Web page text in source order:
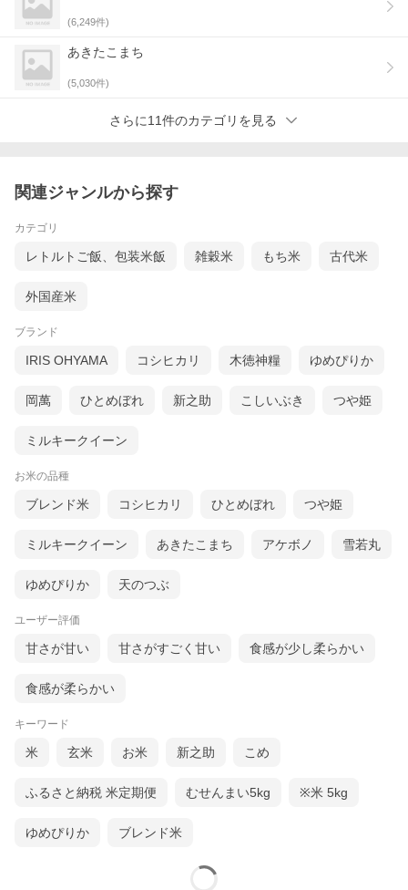
(6,249件)
あきたこまち
(5,030件)
さらに11件のカテゴリを見る
関連ジャンルから探す
カテゴリ
レトルトご飯、包装米飯 雑穀米 もち米 古代米
外国産米
ブランド
IRIS OHYAMA コシヒカリ 木徳神糧 ゆめぴりか
岡萬 ひとめぼれ 新之助 こしいぶき つや姫
ミルキークイーン
お米の品種
ブレンド米 コシヒカリ ひとめぼれ つや姫
ミルキークイーン あきたこまち アケボノ 雪若丸
ゆめぴりか 天のつぶ
ユーザー評価
甘さが甘い 甘さがすごく甘い 食感が少し柔らかい
食感が柔らかい
キーワード
米 玄米 お米 新之助 こめ
ふるさと納税 米定期便 むせんまい5kg ※米 5kg
ゆめぴりか ブレンド米